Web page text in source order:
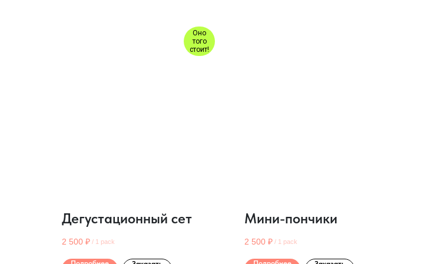
Оно
того
стоит!
Дегустационный сет
2 500 ₽ / 1 pack
Мини-пончики
2 500 ₽ / 1 pack